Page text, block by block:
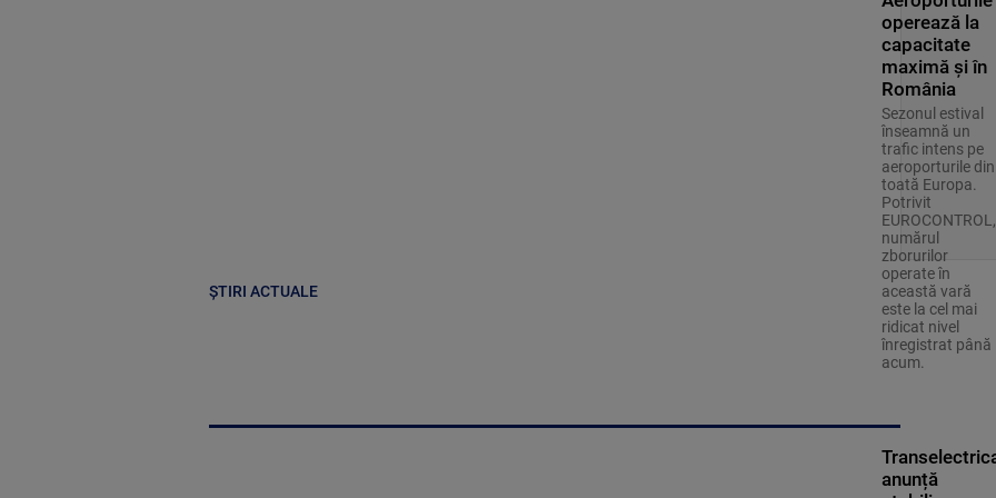
ȘTIRI ACTUALE
operează la
capacitate
maximă și în
România
Sezonul estival
înseamnă un
trafic intens pe
aeroporturile din
toată Europa.
Potrivit
EUROCONTROL,
numărul
zborurilor
operate în
această vară
este la cel mai
ridicat nivel
înregistrat până
acum.
anunță